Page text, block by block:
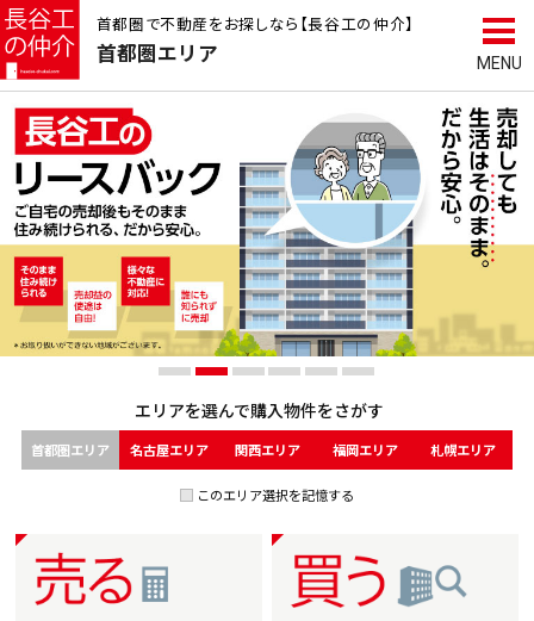
首都圏で不動産をお探しなら【長谷工の仲介】
首都圏エリア
エリアを選んで購入物件をさがす
首都圏エリア 名古屋エリア 関西エリア 福岡エリア 札幌エリア
このエリア選択を記憶する